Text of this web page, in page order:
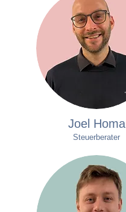
Joel Homa
Steuerberater